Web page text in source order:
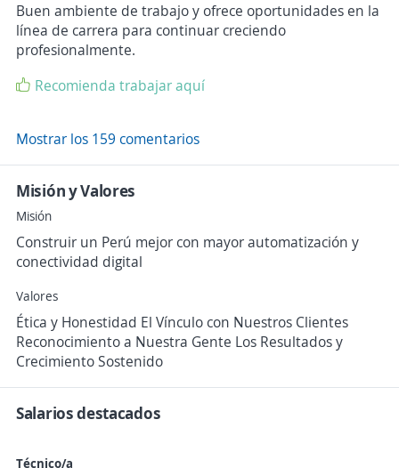
Buen ambiente de trabajo y ofrece oportunidades en la
línea de carrera para continuar creciendo
profesionalmente.
Recomienda trabajar aquí
Mostrar los 159 comentarios
Misión y Valores
Misión
Construir un Perú mejor con mayor automatización y
conectividad digital
Valores
Ética y Honestidad El Vínculo con Nuestros Clientes
Reconocimiento a Nuestra Gente Los Resultados y
Crecimiento Sostenido
Salarios destacados
Técnico/a